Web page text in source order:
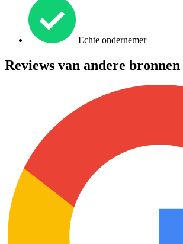
Echte ondernemer
Reviews van andere bronnen